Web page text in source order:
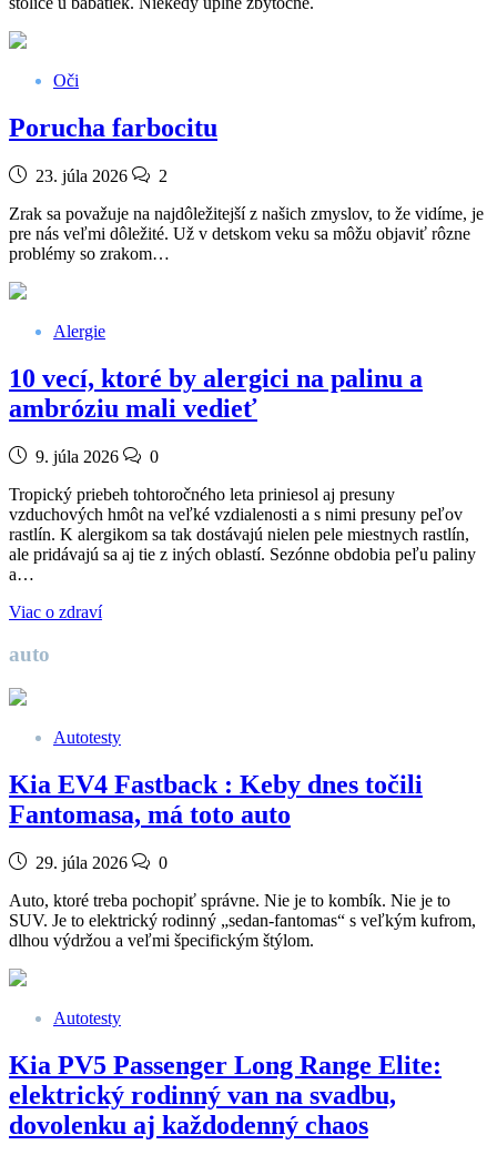
Oči
Porucha farbocitu
23. júla 2026
2
Zrak sa považuje na najdôležitejší z našich zmyslov, to že vidíme, je
pre nás veľmi dôležité. Už v detskom veku sa môžu objaviť rôzne
problémy so zrakom…
Alergie
10 vecí, ktoré by alergici na palinu a
ambróziu mali vedieť
9. júla 2026
0
Tropický priebeh tohtoročného leta priniesol aj presuny
vzduchových hmôt na veľké vzdialenosti a s nimi presuny peľov
rastlín. K alergikom sa tak dostávajú nielen pele miestnych rastlín,
ale pridávajú sa aj tie z iných oblastí. Sezónne obdobia peľu paliny
a…
Viac o zdraví
auto
Autotesty
Kia EV4 Fastback : Keby dnes točili
Fantomasa, má toto auto
29. júla 2026
0
Auto, ktoré treba pochopiť správne. Nie je to kombík. Nie je to
SUV. Je to elektrický rodinný „sedan-fantomas“ s veľkým kufrom,
dlhou výdržou a veľmi špecifickým štýlom.
Autotesty
Kia PV5 Passenger Long Range Elite:
elektrický rodinný van na svadbu,
dovolenku aj každodenný chaos